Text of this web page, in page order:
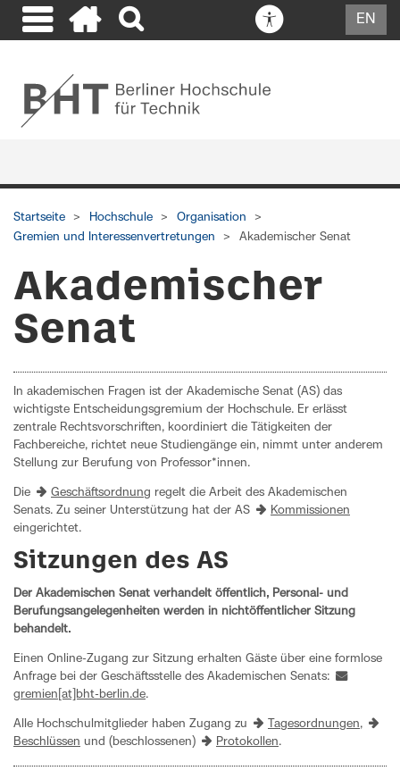
EN
Startseite Hochschule
Organisation
Gremien und Interessenvertretungen
Akademischer Senat
Akademischer
Senat
In akademischen Fragen ist der Akademische Senat (AS) das
wichtigste Entscheidungsgremium der Hochschule. Er erlässt
zentrale Rechtsvorschriften, koordiniert die Tätigkeiten der
Fachbereiche, richtet neue Studiengänge ein, nimmt unter anderem
Stellung zur Berufung von Professor*innen.
Die Geschäftsordnung regelt die Arbeit des Akademischen
Senats. Zu seiner Unterstützung hat der AS
Kommissionen
eingerichtet.
Sitzungen des AS
Der Akademischen Senat verhandelt öffentlich, Personal- und
Berufungsangelegenheiten werden in nichtöffentlicher Sitzung
behandelt.
Einen Online-Zugang zur Sitzung erhalten Gäste über eine formlose
Anfrage bei der Geschäftsstelle des Akademischen Senats:
gremien[at]bht-berlin.de.
Alle Hochschulmitglieder haben Zugang zu Tagesordnungen,
Beschlüssen und (beschlossenen) Protokollen.